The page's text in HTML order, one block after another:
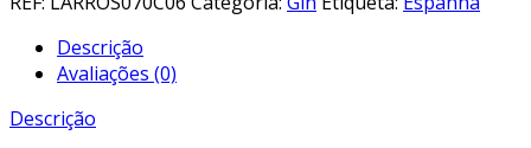
Descrição
Avaliações (0)
Descrição